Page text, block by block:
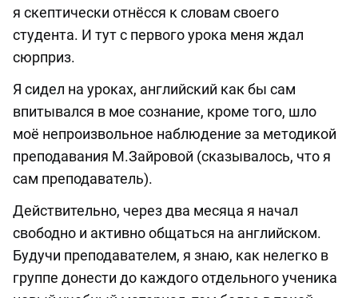
я скептически отнёсся к словам своего
студента. И тут с первого урока меня ждал
сюрприз.
Я сидел на уроках, английский как бы сам
впитывался в мое сознание, кроме того, шло
моё непроизвольное наблюдение за методикой
преподавания М.Зайровой (сказывалось, что я
сам преподаватель).
Действительно, через два месяца я начал
свободно и активно общаться на английском.
Будучи преподавателем, я знаю, как нелегко в
группе донести до каждого отдельного ученика